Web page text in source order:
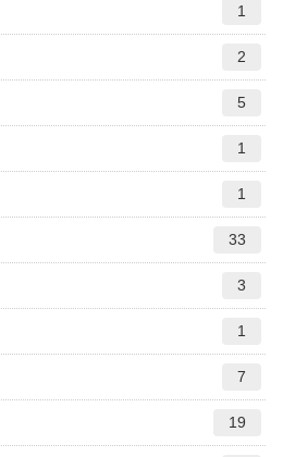
1
2
5
1
1
33
3
1
7
19